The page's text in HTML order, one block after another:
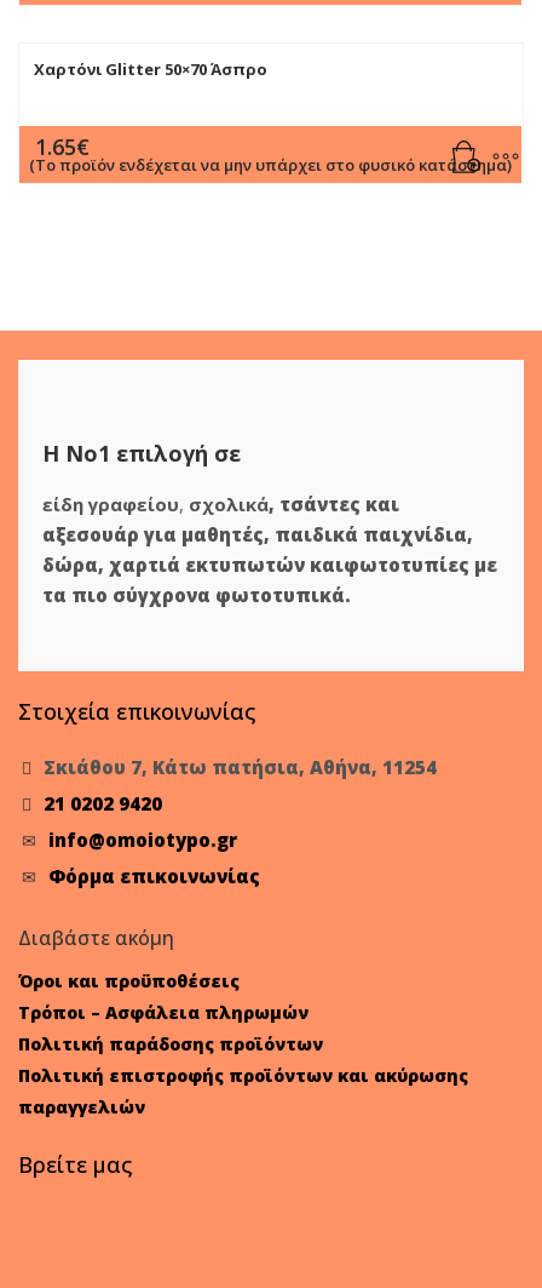
Χαρτόνι Glitter 50×70 Άσπρο
1.65€
(Το προϊόν ενδέχεται να μην υπάρχει στο φυσικό κατάστημα)
Η Νο1 επιλογή σε
είδη γραφείου, σχολικά, τσάντες και
αξεσουάρ για μαθητές, παιδικά παιχνίδια,
δώρα, χαρτιά εκτυπωτών καιφωτοτυπίες με
τα πιο σύγχρονα φωτοτυπικά.
Στοιχεία επικοινωνίας
Σκιάθου 7, Κάτω πατήσια, Αθήνα, 11254
21 0202 9420
info@omoiotypo.gr
Φόρμα επικοινωνίας
Διαβάστε ακόμη
Όροι και προϋποθέσεις
Τρόποι – Ασφάλεια πληρωμών
Πολιτική παράδοσης προϊόντων
Πολιτική επιστροφής προϊόντων και ακύρωσης
παραγγελιών
Βρείτε μας